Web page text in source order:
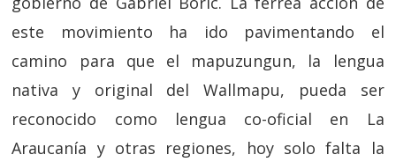
este movimiento ha ido pavimentando el
camino para que el mapuzungun, la lengua
nativa y original del Wallmapu, pueda ser
reconocido como lengua co-oficial en La
Araucanía y otras regiones, hoy solo falta la